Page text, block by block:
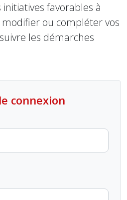
favorables à
ou compléter vos
les démarches
connexion